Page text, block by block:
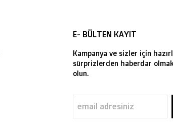
E- BÜLTEN KAYIT
Kampanya ve sizler için
sürprizlerden haberdar
olun.